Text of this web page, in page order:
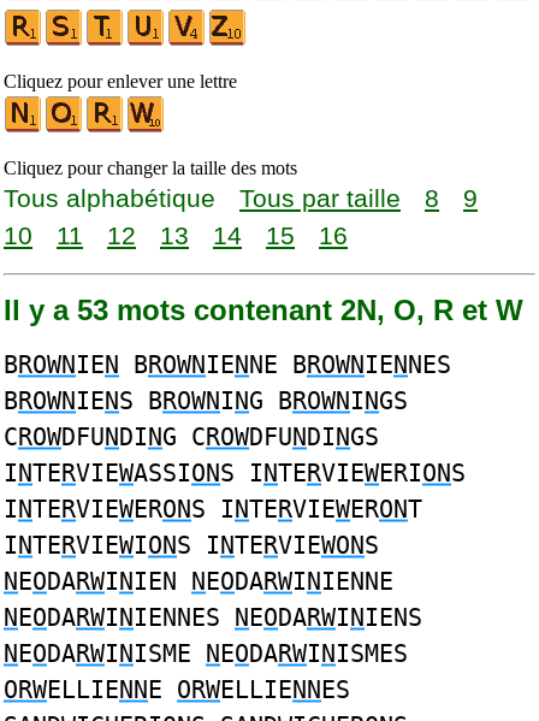
Cliquez pour enlever une lettre
Cliquez pour changer la taille des mots
Tous alphabétique Tous par taille 8
9
10
11 12 13 14 15 16
Il y a 53 mots contenant 2N, O, R et W
BROWNIEN BROWNIENNE BROWNIENNES
BROWNIENS BROWNING BROWNINGS
CROWDFUNDING CROWDFUNDINGS
INTERVIEWASSIONS INTERVIEWERIONS
INTERVIEWERONS INTERVIEWERONT
INTERVIEWIONS INTERVIEWONS
NEODARWINIEN NEODARWINIENNE
NEODARWINIENNES NEODARWINIENS
NEODARWINISME NEODARWINISMES
ORWELLIENNE ORWELLIENNES